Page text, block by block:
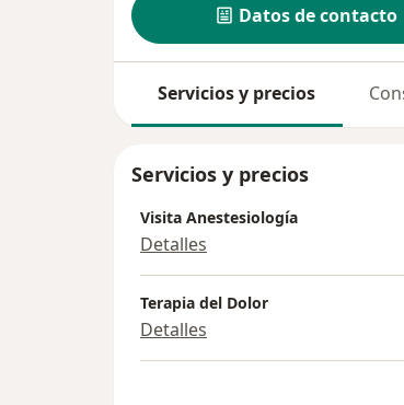
Datos de contacto
Servicios y precios
Servicios y precios
Visita Anestesiología
Detalles
Terapia del Dolor
Detalles